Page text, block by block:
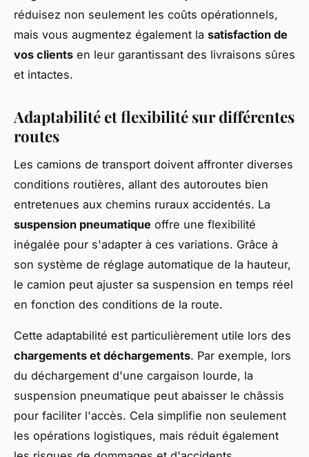
réduisez non seulement les coûts opérationnels,
mais vous augmentez également la satisfaction de
vos clients en leur garantissant des livraisons sûres
et intactes.
Adaptabilité et flexibilité sur différentes
routes
Les camions de transport doivent affronter diverses
conditions routières, allant des autoroutes bien
entretenues aux chemins ruraux accidentés. La
suspension pneumatique offre une flexibilité
inégalée pour s'adapter à ces variations. Grâce à
son système de réglage automatique de la hauteur,
le camion peut ajuster sa suspension en temps réel
en fonction des conditions de la route.
Cette adaptabilité est particulièrement utile lors des
chargements et déchargements. Par exemple, lors
du déchargement d'une cargaison lourde, la
suspension pneumatique peut abaisser le châssis
pour faciliter l'accès. Cela simplifie non seulement
les opérations logistiques, mais réduit également